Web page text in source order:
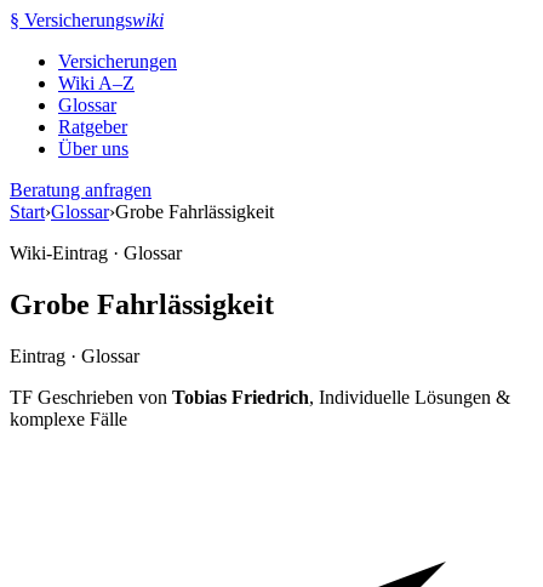
Zum
springen
§ Versicherungswiki
Versicherungen
Wiki A–Z
Glossar
Ratgeber
Über uns
Beratung anfragen
Start›Glossar›Grobe Fahrlässigkeit
Wiki-Eintrag · Glossar
Grobe Fahrlässigkeit
Eintrag · Glossar
TF Geschrieben von Tobias Friedrich, Individuelle Lösungen &
komplexe Fälle